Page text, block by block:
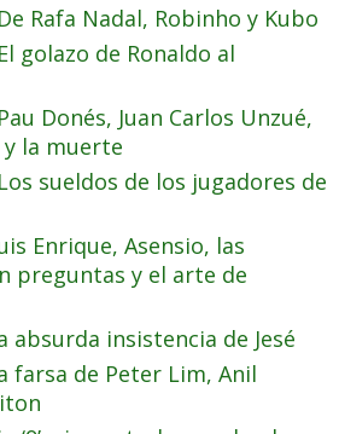
De Rafa Nadal, Robinho y Kubo
El golazo de Ronaldo al
Pau Donés, Juan Carlos Unzué,
y la muerte
Los sueldos de los jugadores de
Enrique, Asensio, las
preguntas y el arte de
absurda insistencia de Jesé
farsa de Peter Lim, Anil